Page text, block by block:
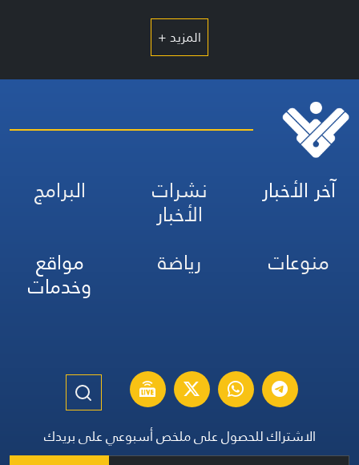
المزيد +
آخر الأخبار نشرات
الأخبار
البرامج
منوعات
رياضة مواقع
وخدمات
الاشتراك للحصول على ملخص أسبوعي على بريدك